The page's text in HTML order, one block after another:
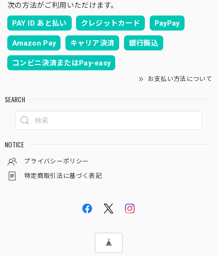
次の方法がご利用いただけます。
PAY ID あと払い クレジットカード PayPay
Amazon Pay キャリア決済 銀行振込
コンビニ決済またはPay-easy
お支払い方法について
SEARCH
NOTICE
プライバシーポリシー
特定商取引法に基づく表記